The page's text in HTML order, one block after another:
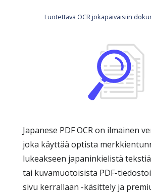
Luotettava OCR jokapäiväisiin
Japanese PDF OCR on ilmainen
joka käyttää optista
lukeakseen japaninkielistä
tai kuvamuotoisista PDF-
sivu kerrallaan -käsittely ja